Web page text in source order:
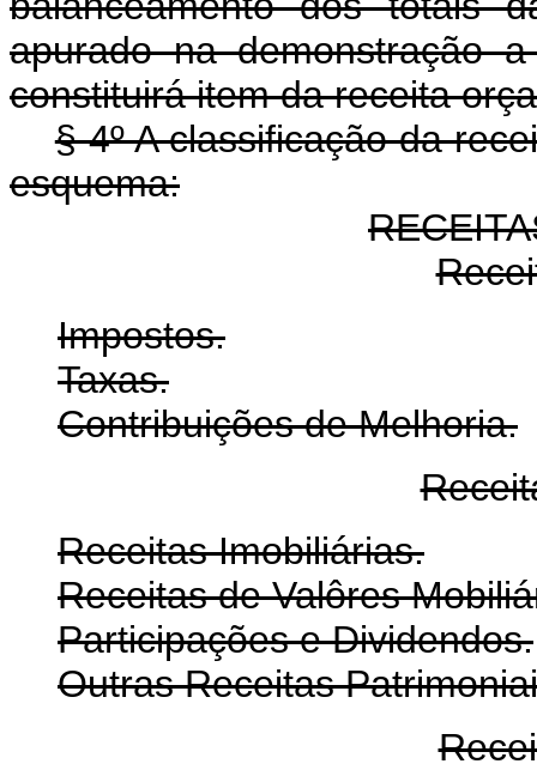
apurado na demonstração
constituirá item da receita
§ 4º A classificação da
esquema:
Impostos.
Taxas.
Contribuições de Melhoria.
Receitas Imobiliárias.
Receitas de Valôres
Participações e Dividendos.
Outras Receitas